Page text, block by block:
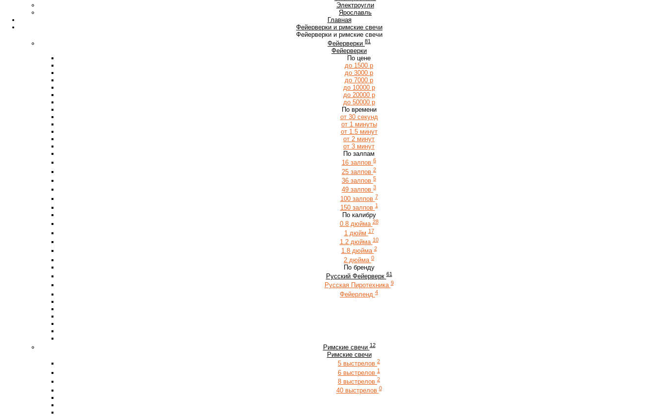
Электроугли
Ярославль
Главная
Фейерверки и римские свечи
Фейерверки и римские свечи
Фейерверки 81
Фейерверки
По цене
до 1500 р
до 3000 р
до 7000 р
до 10000 р
до 20000 р
до 50000 р
По времени
от 30 секунд
от 1 минуты
от 1.5 минут
от 2 минут
от 3 минут
По залпам
16 залпов 6
25 залпов 2
36 залпов 5
49 залпов 3
100 залпов 7
150 залпов 1
По калибру
0.8 дюйма 28
1 дюйм 17
1.2 дюйма 10
1.8 дюйма 2
2 дюйма 0
По бренду
Русский Фейерверк 61
Русская Пиротехника 9
Фейерленд 4
Римские свечи 12
Римские свечи
5 выстрелов 2
6 выстрелов 1
8 выстрелов 2
40 выстрелов 0